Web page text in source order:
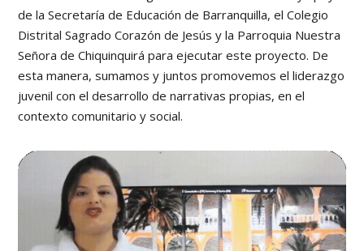
de la Secretaría de Educación de Barranquilla, el Colegio
Distrital Sagrado Corazón de Jesús y la Parroquia Nuestra
Señora de Chiquinquirá para ejecutar este proyecto. De
esta manera, sumamos y juntos promovemos el liderazgo
juvenil con el desarrollo de narrativas propias, en el
contexto comunitario y social.